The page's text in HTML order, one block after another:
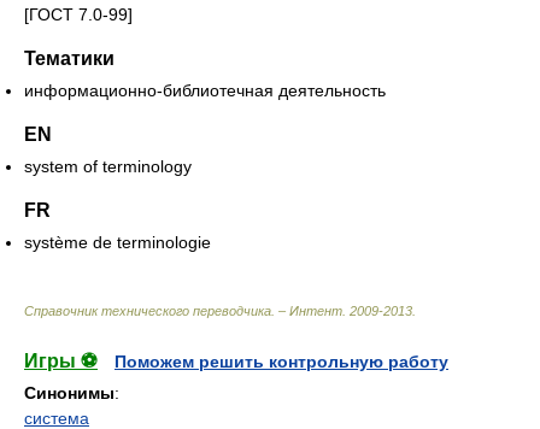
[ГОСТ 7.0-99]
Тематики
информационно-библиотечная деятельность
EN
system of terminology
FR
système de terminologie
Справочник технического переводчика. – Интент 2009-2013
Игры ⚽
Поможем решить контрольную работу
Синонимы:
система